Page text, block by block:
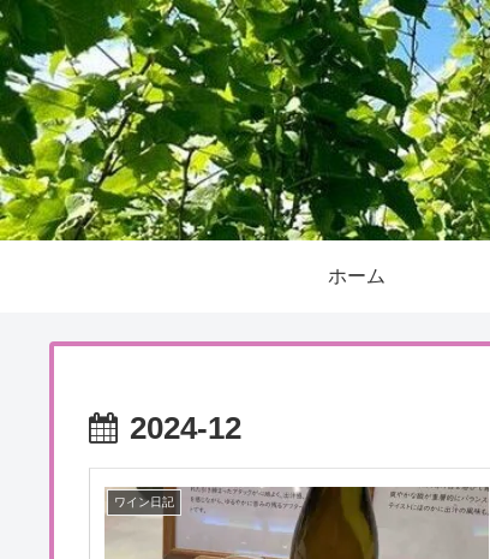
ホーム
2024-12
ワイン日記